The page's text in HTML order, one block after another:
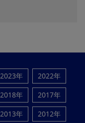
2023年
2022年
2018年
2017年
2013年
2012年